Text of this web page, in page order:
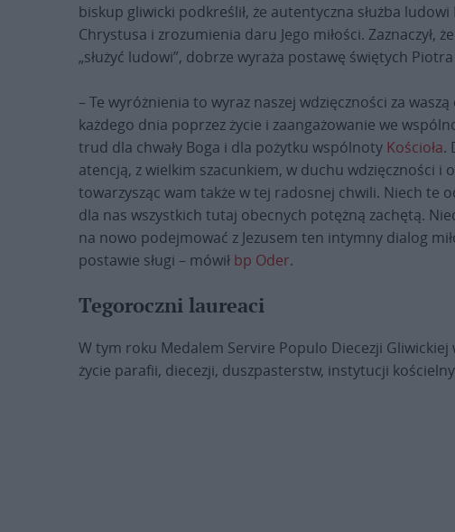
biskup gliwicki podkreślił, że autentyczna służba
Chrystusa i zrozumienia daru Jego miłości. Zaznaczył,
„służyć ludowi”, dobrze wyraża postawę świętych Piotra
– Te wyróżnienia to wyraz naszej wdzięczności za
każdego dnia poprzez życie i zaangażowanie we
trud dla chwały Boga i dla pożytku wspólnoty Kościoła.
atencją, z wielkim szacunkiem, w duchu wdzięczności i
towarzysząc wam także w tej radosnej chwili. Niech te
dla nas wszystkich tutaj obecnych potężną zachętą.
na nowo podejmować z Jezusem ten intymny dialog
postawie sługi – mówił bp Oder.
Tegoroczni laureaci
W tym roku Medalem Servire Populo Diecezji
życie parafii, diecezji, duszpasterstw, instytucji